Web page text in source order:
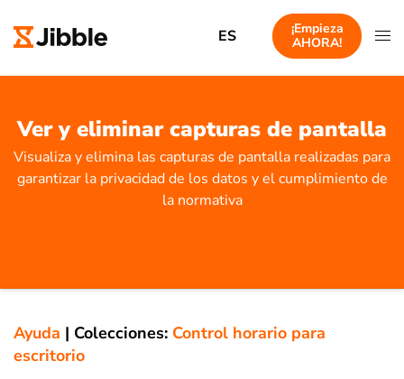
ES
¡Empieza
AHORA!
Ver y eliminar capturas de pantalla
Visualiza y elimina las capturas de pantalla realizadas para
garantizar la privacidad de los datos y el cumplimiento de
la normativa
Ayuda | Colecciones: Control horario para
escritorio